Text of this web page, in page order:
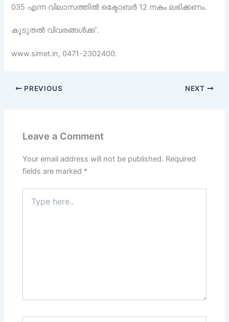
035 എന്ന വിലാസത്തിൽ ഒക്ടോബർ 12 നകം ലഭിക്കണം.
കൂടുതൽ വിവരങ്ങൾക്ക് .
www.simet.in, 0471-2302400.
PREVIOUS NEXT
Leave a Comment
Your email address will not be published. Required
fields are marked *
here..